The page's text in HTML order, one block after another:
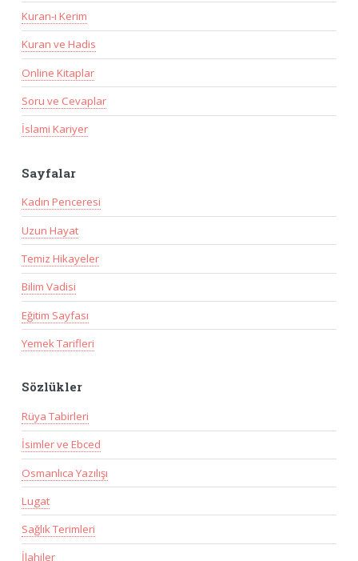
Kuran-ı Kerim
Kuran ve Hadis
Online Kitaplar
Soru ve Cevaplar
İslami Kariyer
Sayfalar
Kadın Penceresi
Uzun Hayat
Temiz Hikayeler
Bilim Vadisi
Eğitim Sayfası
Yemek Tarifleri
Sözlükler
Rüya Tabirleri
İsimler ve Ebced
Osmanlıca Yazılışı
Lugat
Sağlık Terimleri
İlahiler